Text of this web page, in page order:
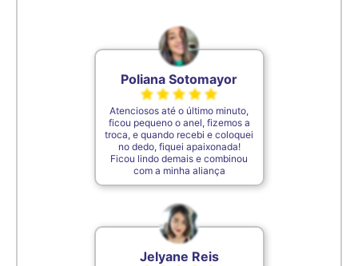
Poliana Sotomayor
Atenciosos até o último minuto,
ficou pequeno o anel, fizemos a
troca, e quando recebi e coloquei
no dedo, fiquei apaixonada!
Ficou lindo demais e combinou
com a minha aliança
Jelyane Reis